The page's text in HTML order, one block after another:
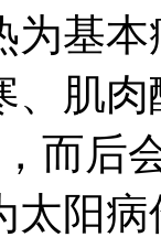
为基
、肌
而后
太阳